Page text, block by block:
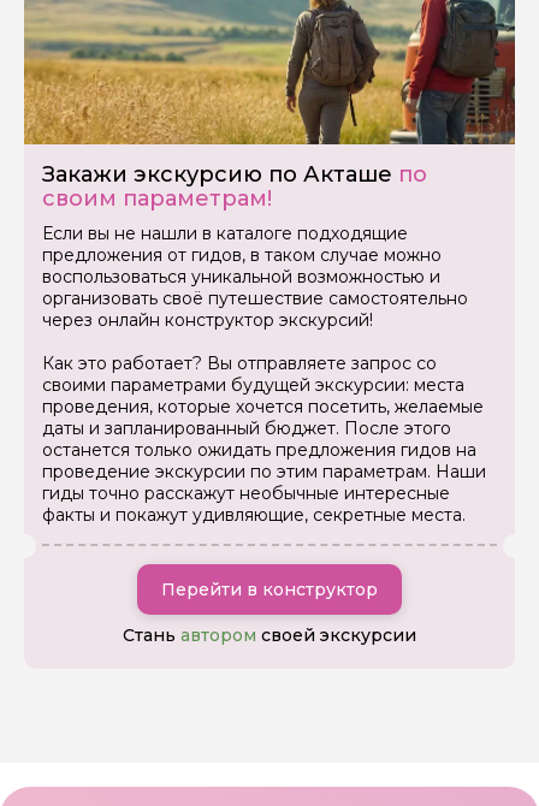
Закажи экскурсию по Акташе по
своим параметрам!
Если вы не нашли в каталоге подходящие
предложения от гидов, в таком случае можно
воспользоваться уникальной возможностью и
организовать своё путешествие самостоятельно
через онлайн конструктор экскурсий!
Как это работает? Вы отправляете запрос со
своими параметрами будущей экскурсии: места
проведения, которые хочется посетить, желаемые
даты и запланированный бюджет. После этого
останется только ожидать предложения гидов на
проведение экскурсии по этим параметрам. Наши
гиды точно расскажут необычные интересные
факты и покажут удивляющие, секретные места.
Перейти в конструктор
Стань автором своей экскурсии